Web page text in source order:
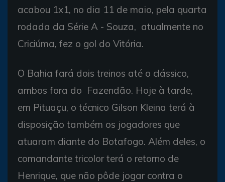
acabou 1x1, no dia 11 de maio, pela quarta
rodada da Série A - Souza, atualmente no
Criciúma, fez o gol do Vitória.
O Bahia fará dois treinos até o clássico,
ambos fora do Fazendão. Hoje à tarde,
em Pituaçu, o técnico Gilson Kleina terá à
disposição também os jogadores que
atuaram diante do Botafogo. Além deles, o
comandante tricolor terá o retorno de
Henrique, que não pôde jogar contra o